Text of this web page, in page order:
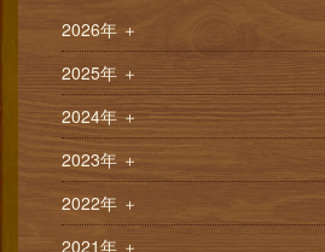
2026年 ＋
2025年 ＋
2024年＋
2023年 ＋
2022年 ＋
2021年 ＋